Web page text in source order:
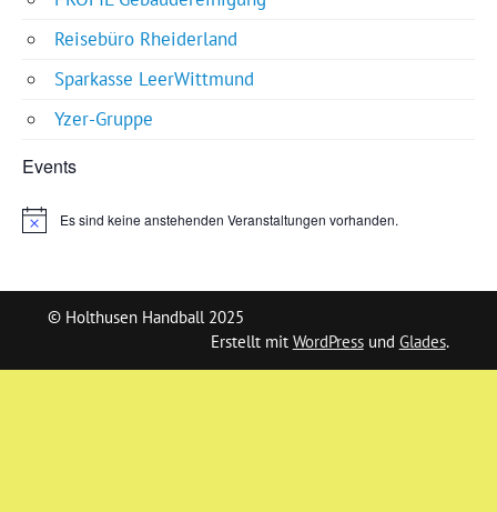
Reisebüro Rheiderland
Sparkasse LeerWittmund
Yzer-Gruppe
Events
HinweisEs sind keine anstehenden Veranstaltungen vorhanden.
© Holthusen Handball 2025
Erstellt mit WordPressund Glades.